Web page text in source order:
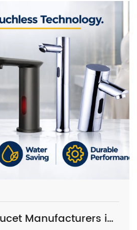
Top Sensor Faucet Manufacturers in China (2026 Update)